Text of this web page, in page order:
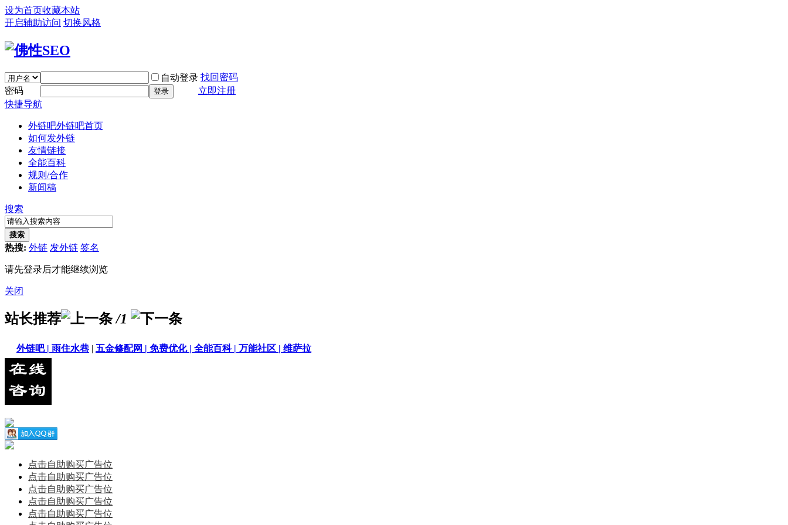
设为首页收藏本站
开启辅助访问 切换风格
自动登录 找回密码
密码
登录
立即注册
快捷导航
外链吧外链吧首页
如何发外链
友情链接
全能百科
规则/合作
新闻稿
搜索
搜索
热搜: 外链 发外链 签名
请先登录后才能继续浏览
关闭
站长推荐 /1
外链吧 | 雨住水巷 | 五金修配网 | 免费优化 | 全能百科 | 万能社区 | 维萨拉
点击自助购买广告位
点击自助购买广告位
点击自助购买广告位
点击自助购买广告位
点击自助购买广告位